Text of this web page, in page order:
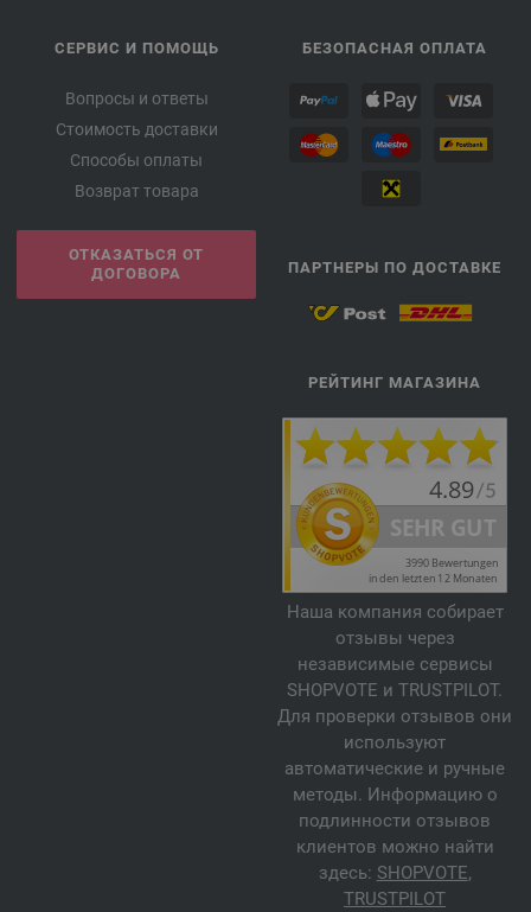
СЕРВИС И ПОМОЩЬ
Вопросы и ответы
Стоимость доставки
Способы оплаты
Возврат товара
ОТКАЗАТЬСЯ ОТ
ДОГОВОРА
БЕЗОПАСНАЯ ОПЛАТА
ПАРТНЕРЫ ПО ДОСТАВКЕ
РЕЙТИНГ МАГАЗИНА
Наша компания собирает
отзывы через
независимые сервисы
SHOPVOTE и TRUSTPILOT.
Для проверки отзывов они
используют
автоматические и ручные
методы. Информацию о
подлинности отзывов
клиентов можно найти
здесь: SHOPVOTE,
TRUSTPILOT